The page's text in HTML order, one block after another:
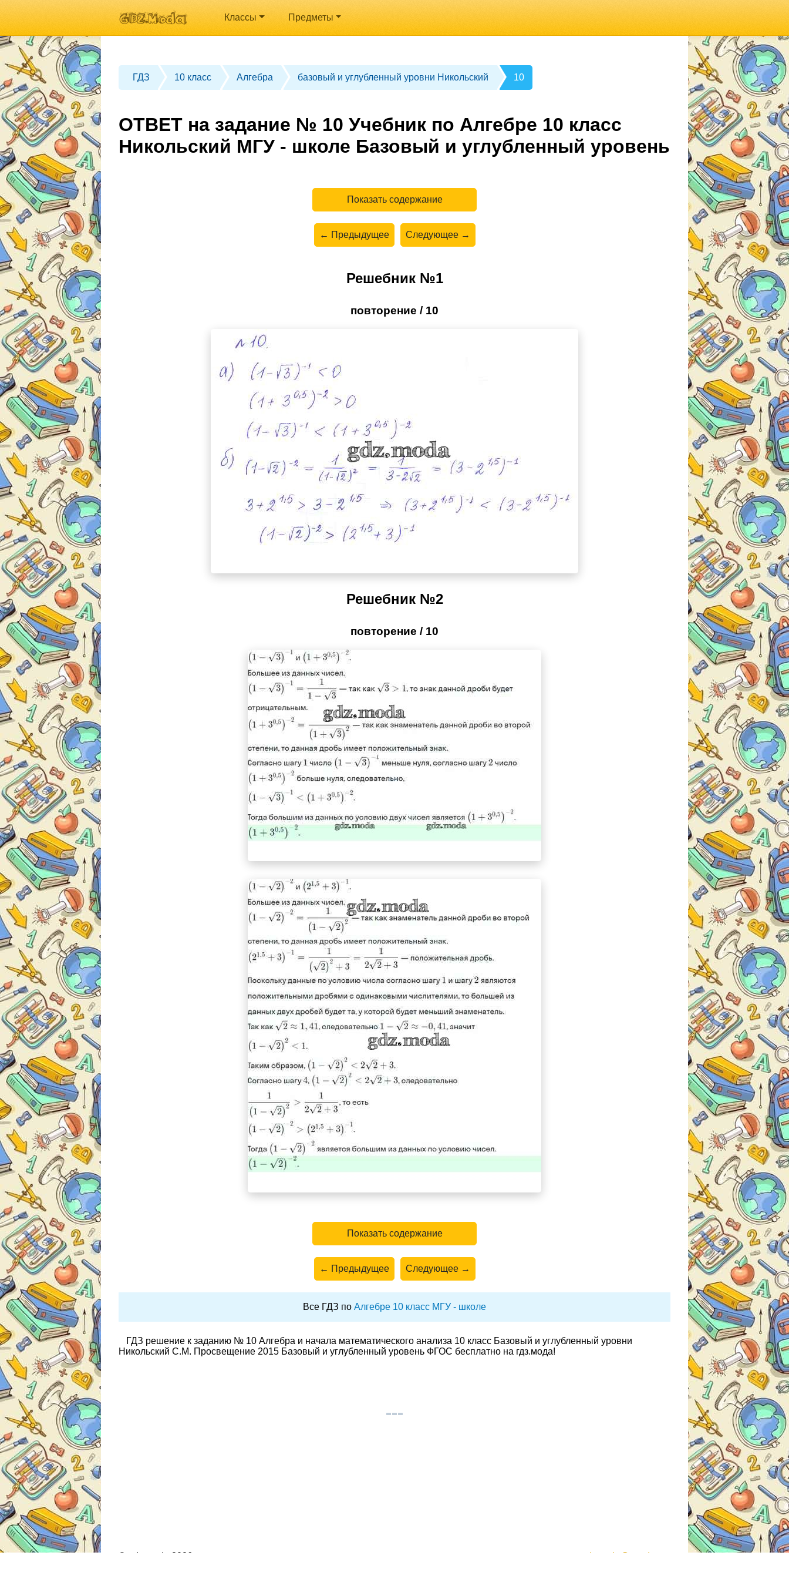
Классы Предметы
ГДЗ 10 класс Алгебра базовый и углубленный уровни Никольский 10
ОТВЕТ на задание № 10 Учебник по Алгебре 10 класс
Никольский МГУ - школе Базовый и углубленный уровень
Показать содержание
← Предыдущее Следующее →
Решебник №1
повторение / 10
Решебник №2
повторение / 10
Показать содержание
← Предыдущее Следующее →
Все ГДЗ по Алгебре 10 класс МГУ - школе
ГДЗ решение к заданию № 10 Алгебра и начала математического анализа 10 класс Базовый и углубленный уровни
Никольский С.М. Просвещение 2015 Базовый и углубленный уровень ФГОС бесплатно на гдз.мода!
© gdz.moda 2026 gdzmoda@yandex.ru